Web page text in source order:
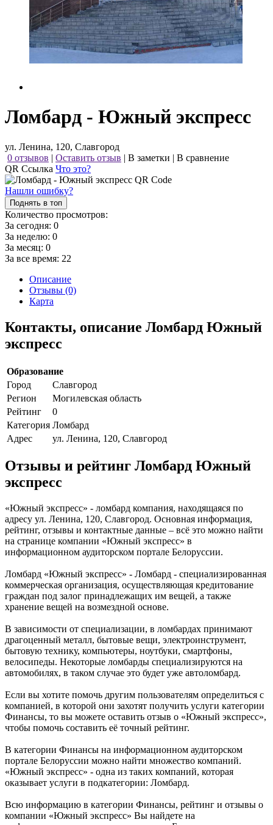
Ломбард - Южный экспресс
ул. Ленина, 120, Славгород
0 отзывов | Оставить отзыв | В заметки | В сравнение
QR Ссылка Что это?
Нашли ошибку?
Поднять в топ
Количество просмотров:
За сегодня: 0
За неделю: 0
За месяц: 0
За все время: 22
Описание
Отзывы (0)
Карта
Контакты, описание Ломбард Южный
экспресс
Образование
Город
Славгород
Регион
Могилевская область
Рейтинг
0
Категория Ломбард
Адрес
ул. Ленина, 120, Славгород
Отзывы и рейтинг Ломбард Южный
экспресс
«Южный экспресс» - ломбард компания, находящаяся по
адресу ул. Ленина, 120, Славгород. Основная информация,
рейтинг, отзывы и контактные данные – всё это можно найти
на странице компании «Южный экспресс» в
информационном аудиторском портале Белоруссии.
Ломбард «Южный экспресс» - Ломбард - специализированная
коммерческая организация, осуществляющая кредитование
граждан под залог принадлежащих им вещей, а также
хранение вещей на возмездной основе.
В зависимости от специализации, в ломбардах принимают
драгоценный металл, бытовые вещи, электроинструмент,
бытовую технику, компьютеры, ноутбуки, смартфоны,
велосипеды. Некоторые ломбарды специализируются на
автомобилях, в таком случае это будет уже автоломбард.
Если вы хотите помочь другим пользователям определиться с
компанией, в которой они захотят получить услуги категории
Финансы, то вы можете оставить отзыв о «Южный экспресс»,
чтобы помочь составить её точный рейтинг.
В категории Финансы на информационном аудиторском
портале Белоруссии можно найти множество компаний.
«Южный экспресс» - одна из таких компаний, которая
оказывает услуги в подкатегории: Ломбард.
Всю информацию в категории Финансы, рейтинг и отзывы о
компании «Южный экспресс» Вы найдете на